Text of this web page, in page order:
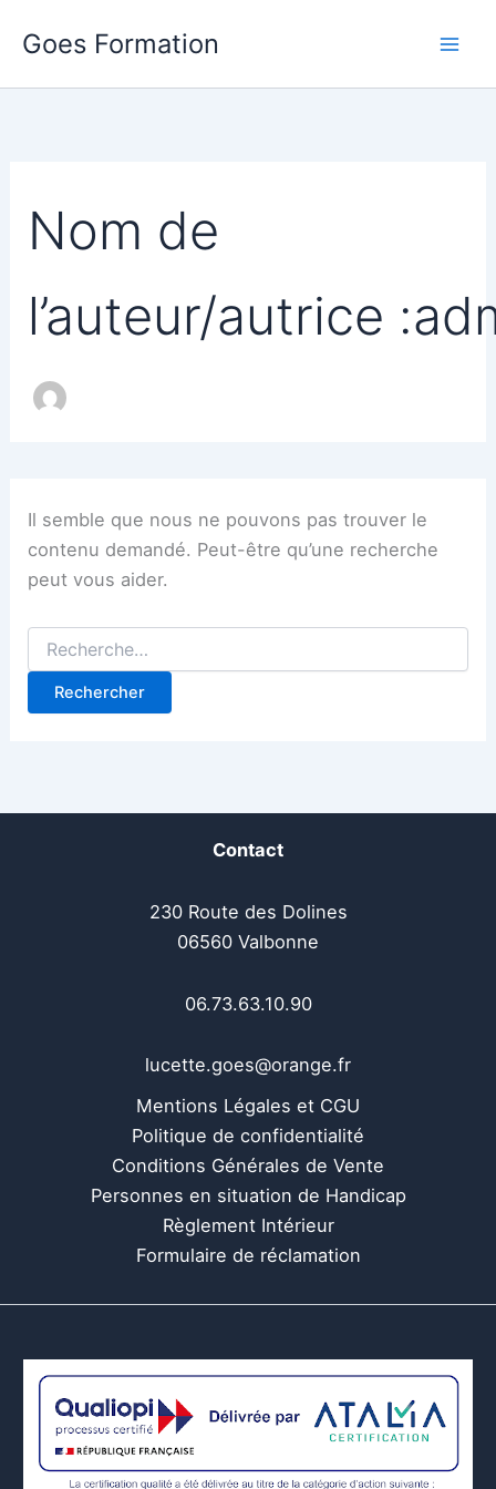
Goes Formation
Nom de
l’auteur/autrice
Il semble que nous ne pouvons pas trouver le
contenu demandé. Peut-être qu’une recherche
peut vous aider.
Contact
230 Route des Dolines
06560 Valbonne
06.73.63.10.90
lucette.goes@orange.fr
Mentions Légales et CGU
Politique de confidentialité
Conditions Générales de Vente
Personnes en situation de Handicap
Règlement Intérieur
Formulaire de réclamation